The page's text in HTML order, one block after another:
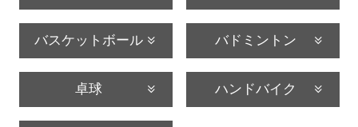
バスケットボール バドミントン
卓球 ハンドバイク